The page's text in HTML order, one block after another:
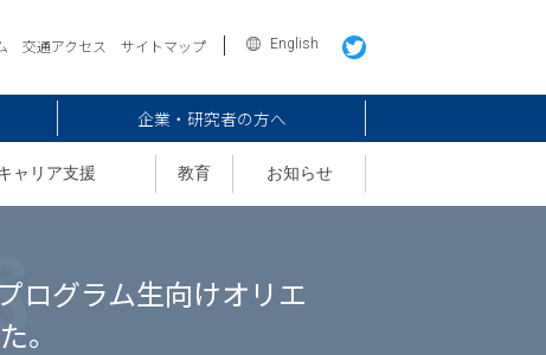
交通アクセス サイトマップ English
企業・研究者の方へ
ャリア支援 教育 お知らせ
ログラム生向けオリエ
。